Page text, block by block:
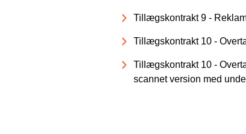
Tillægskontrakt 9 -
Tillægskontrakt 10 -
Tillægskontrakt 10 -
scannet version med